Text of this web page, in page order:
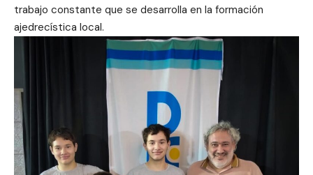
trabajo constante que se desarrolla en la formación
ajedrecística local.